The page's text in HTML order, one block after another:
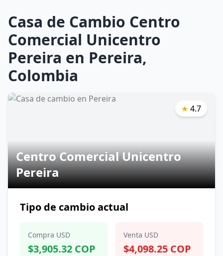
Casa de Cambio Centro
Comercial Unicentro
Pereira en Pereira,
Colombia
Centro Comercial Unicentro
Pereira
★ 4.7
Tipo de cambio actual
Compra USD
$3,905.32 COP
Venta USD
$4,098.25 COP